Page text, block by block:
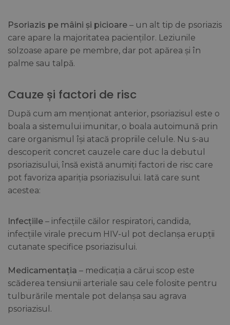
Psoriazis pe mâini și picioare – un alt tip de psoriazis
care apare la majoritatea pacienților. Leziunile
solzoase apare pe membre, dar pot apărea și în
palme sau talpă.
Cauze și factori de risc
După cum am menționat anterior, psoriazisul este o
boala a sistemului imunitar, o boala autoimună prin
care organismul își atacă propriile celule. Nu s-au
descoperit concret cauzele care duc la debutul
psoriazisului, însă există anumiți factori de risc care
pot favoriza apariția psoriazisului. Iată care sunt
acestea:
Infecțiile – infecțiile căilor respiratori, candida,
infecțiile virale precum HIV-ul pot declanșa erupții
cutanate specifice psoriazisului.
Medicamentația – medicația a cărui scop este
scăderea tensiunii arteriale sau cele folosite pentru
tulburările mentale pot delanșa sau agrava
psoriazisul.